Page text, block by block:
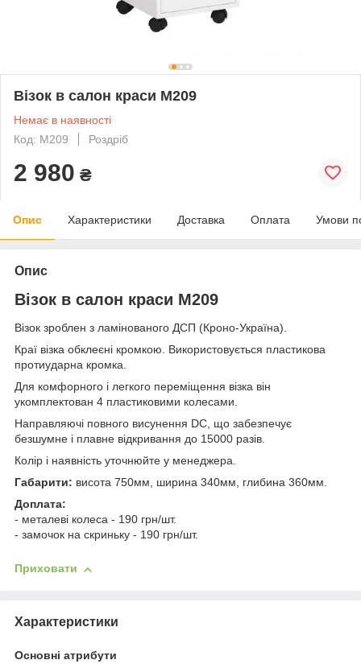
Візок в салон краси М209
Немає в наявності
Код: М209
Роздріб
2 980 ₴
Опис Характеристики Доставка Оплата Умови
Опис
Візок в салон краси М209
Візок зроблен з ламінованого ДСП (Кроно-Україна).
Краї візка обклеєні кромкою. Використовується пластикова
протиударна кромка.
Для комфорного і легкого переміщення візка він
укомплектован 4 пластиковими колесами.
Направляючі повного висунення DC, що забезпечує
безшумне і плавне відкривання до 15000 разів.
Колір і наявність уточнюйте у менеджера.
Габарити: висота 750мм, ширина 340мм, глибина 360мм.
Доплата:
- металеві колеса - 190 грн/шт.
- замочок на скриньку - 190 грн/шт.
Приховати
Характеристики
Основні атрибути